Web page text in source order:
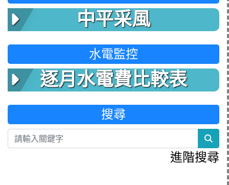
中平采風
水電監控
逐月水電費比較表
搜尋
進階搜尋